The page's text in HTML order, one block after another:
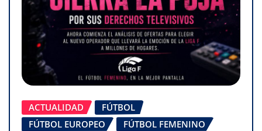
ACTUALIDAD
FÚTBOL
FÚTBOL EUROPEO
FÚTBOL FEMENINO